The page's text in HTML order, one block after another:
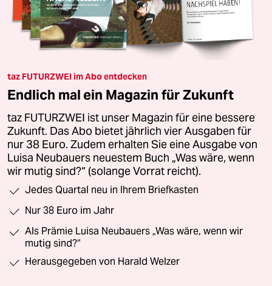
taz FUTURZWEI im Abo entdecken
Endlich mal ein Magazin für Zukunft
taz FUTURZWEI ist unser Magazin für eine bessere
Zukunft. Das Abo bietet jährlich vier Ausgaben für
nur 38 Euro. Zudem erhalten Sie eine Ausgabe von
Luisa Neubauers neuestem Buch „Was wäre, wenn
wir mutig sind?“ (solange Vorrat reicht).
Jedes Quartal neu in Ihrem Briefkasten
Nur 38 Euro im Jahr
Als Prämie Luisa Neubauers „Was wäre, wenn wir
mutig sind?“
Herausgegeben von Harald Welzer